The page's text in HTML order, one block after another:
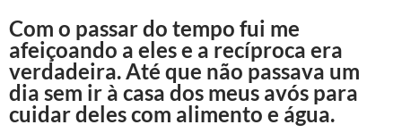
Com o passar do tempo fui me
afeiçoando a eles e a recíproca era
verdadeira. Até que não passava um
dia sem ir à casa dos meus avós para
cuidar deles com alimento e água.